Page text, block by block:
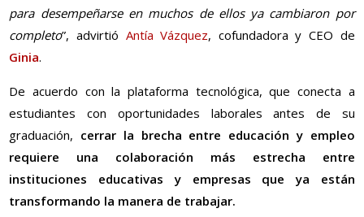
para desempeñarse en muchos de ellos ya cambiaron por
completo”, advirtió Antía Vázquez, cofundadora y CEO de
Ginia.
De acuerdo con la plataforma tecnológica, que conecta a
estudiantes con oportunidades laborales antes de su
graduación, cerrar la brecha entre educación y empleo
requiere una colaboración más estrecha entre
instituciones educativas y empresas que ya están
transformando la manera de trabajar.